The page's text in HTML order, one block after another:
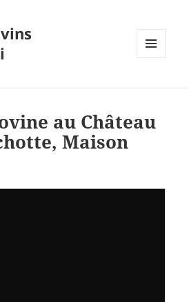
au Château
Maison